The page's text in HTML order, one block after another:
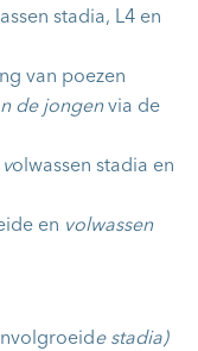
stadia, L4 en
van poezen
de jongenvia de
olwassen stadia en
en volwassen
e stadia)